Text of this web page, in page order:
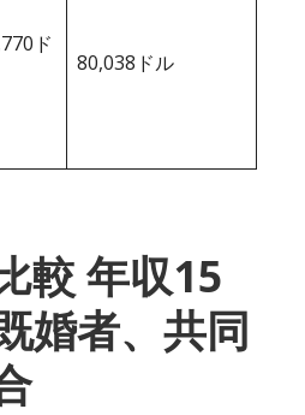
ド
80,038ドル
較 年収15
婚者、共同